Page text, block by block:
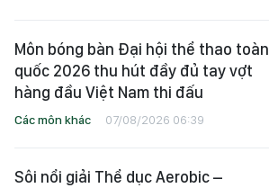
Môn bóng bàn Đại hội thể thao toàn
quốc 2026 thu hút đầy đủ tay vợt
hàng đầu Việt Nam thi đấu
Các môn khác 07/08/2026 06:39
Sôi nổi giải Thể dục Aerobic –